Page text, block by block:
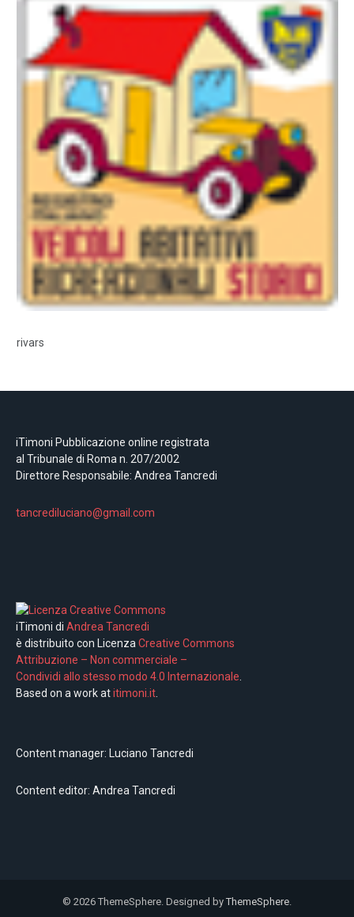
rivars
iTimoni Pubblicazione online registrata
al Tribunale di Roma n. 207/2002
Direttore Responsabile: Andrea Tancredi
tancrediluciano@gmail.com
iTimoni di Andrea Tancredi
è distribuito con LicenzaCreative Commons
Attribuzione – Non commerciale –
Condividi allo stesso modo 4.0 Internazionale.
Based on a work atitimoni.it.
Content manager: Luciano Tancredi
Content editor: Andrea Tancredi
© 2026 ThemeSphere. Designed byThemeSphere.